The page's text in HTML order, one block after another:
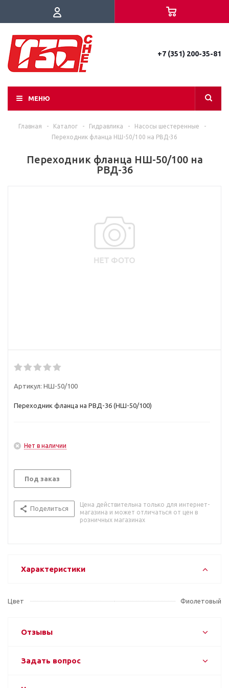
+7 (351) 200-35-81
МЕНЮ
Главная - Каталог - Гидравлика - Насосы шестеренные
-
Переходник фланца НШ-50/100 на РВД-36
Переходник фланца НШ-50/100 на
РВД-36
Артикул: НШ-50/100
Переходник фланца на РВД-36 (НШ-50/100)
Нет в наличии
Под заказ
Поделиться
Цена действительна только для интернет-
магазина и может отличаться от цен в
розничных магазинах
Характеристики
Цвет Фиолетовый
Отзывы
Задать вопрос